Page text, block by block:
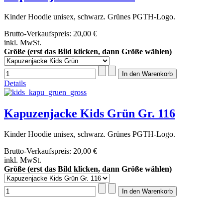
Kinder Hoodie unisex, schwarz. Grünes PGTH-Logo.
Brutto-Verkaufspreis: 20,00 €
inkl. MwSt.
Größe (erst das Bild klicken, dann Größe wählen)
Details
Kapuzenjacke Kids Grün Gr. 116
Kinder Hoodie unisex, schwarz. Grünes PGTH-Logo.
Brutto-Verkaufspreis: 20,00 €
inkl. MwSt.
Größe (erst das Bild klicken, dann Größe wählen)